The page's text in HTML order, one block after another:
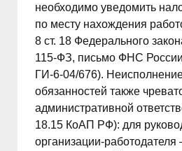
необходимо уведомить
по месту нахождения
8 ст. 18 Федерального
115-ФЗ, письмо ФНС
ГИ-6-04/676).
обязанностей также
административной
18.15 КоАП РФ): для
организации-